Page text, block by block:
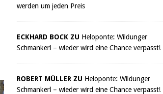
werden um jeden Preis
ECKHARD BOCK ZU Heloponte: Wildunger
Schmankerl – wieder wird eine Chance verpasst!
ROBERT MÜLLER ZU Heloponte: Wildunger
Schmankerl – wieder wird eine Chance verpasst!